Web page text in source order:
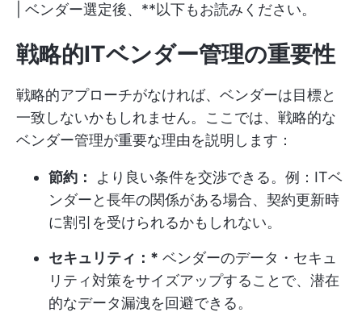
| ベンダー選定後、 **以下もお読みください。
戦略的ITベンダー管理の重要性
戦略的アプローチがなければ、ベンダーは目標と
一致しないかもしれません。ここでは、戦略的な
ベンダー管理が重要な理由を説明します：
節約：
より良い条件を交渉できる。例：ITベ
ンダーと長年の関係がある場合、契約更新時
に割引を受けられるかもしれない。
セキュリティ：* ベンダーのデータ・セキュ
リティ対策をサイズアップすることで、潜在
的なデータ漏洩を回避できる。